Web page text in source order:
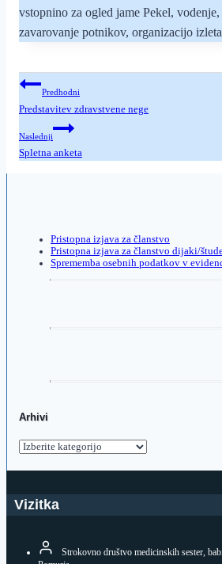
vstopnino za ogled jame Pekel,
zavarovanje potnikov, organizacijo
Navigacija
prispevka
Predhodni
Predstavitev zdravstvene nege
Naslednji
Spletna anketa
Pristopna izjava za članstvo
Pristopna izjava za članstvo dijaki/
Sprememba osebnih podatkov v
Arhivi
Arhivi
Vizitka
Strokovno društvo medicinskih sester,